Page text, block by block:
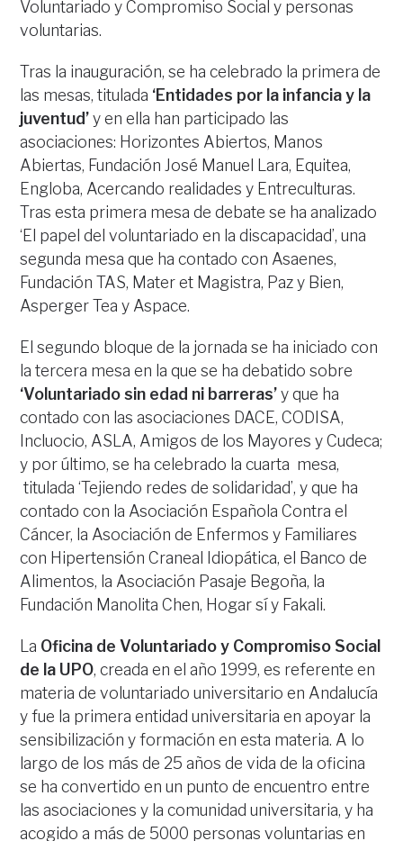
Voluntariado y Compromiso Social y personas
voluntarias.
Tras la inauguración, se ha celebrado la primera de
las mesas, titulada ‘Entidades por la infancia y la
juventud’y en ella han participado las
asociaciones: Horizontes Abiertos, Manos
Abiertas, Fundación José Manuel Lara, Equitea,
Engloba, Acercando realidades y Entreculturas.
Tras esta primera mesa de debate se ha analizado
‘El papel del voluntariado en la discapacidad’, una
segunda mesa que ha contado con Asaenes,
Fundación TAS, Mater et Magistra, Paz y Bien,
Asperger Tea y Aspace.
El segundo bloque de la jornada se ha iniciado con
la tercera mesa en la que se ha debatido sobre
‘Voluntariado sin edad ni barreras’y que ha
contado con las asociaciones DACE, CODISA,
Incluocio, ASLA, Amigos de los Mayores y Cudeca;
y por último, se ha celebrado la cuarta mesa,
titulada ‘Tejiendo redes de solidaridad’, y que ha
contado con la Asociación Española Contra el
Cáncer, la Asociación de Enfermos y Familiares
con Hipertensión Craneal Idiopática, el Banco de
Alimentos, la Asociación Pasaje Begoña, la
Fundación Manolita Chen, Hogar sí y Fakali.
La Oficina de Voluntariado y Compromiso Social
de la UPO, creada en el año 1999, es referente en
materia de voluntariado universitario en Andalucía
y fue la primera entidad universitaria en apoyar la
sensibilización y formación en esta materia. A lo
largo de los más de 25 años de vida de la oficina
se ha convertido en un punto de encuentro entre
las asociaciones y la comunidad universitaria, y ha
acogido a más de 5000 personas voluntarias en